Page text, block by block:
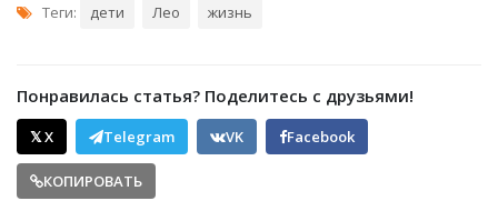
Теги: дети Лео жизнь
Понравилась статья? Поделитесь с друзьями!
𝕏 X Telegram VK Facebook
КОПИРОВАТЬ